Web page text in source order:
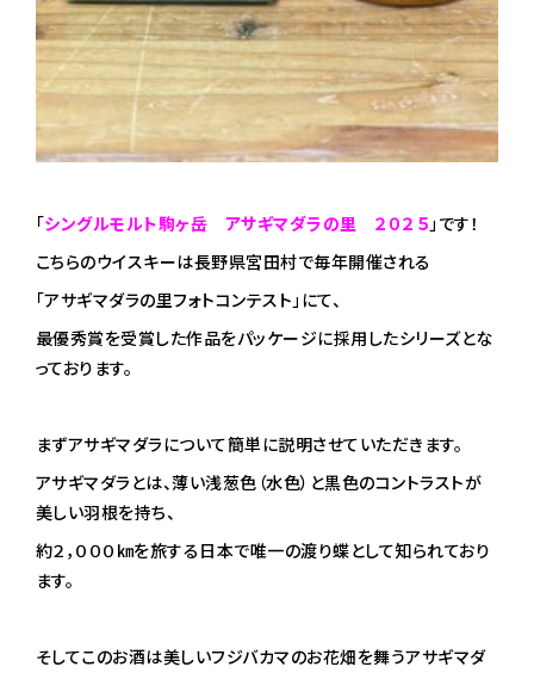
「シングルモルト駒ヶ岳 アサギマダラの里 ２０２５」です！
こちらのウイスキーは長野県宮田村で毎年開催される
「アサギマダラの里フォトコンテスト」にて、
最優秀賞を受賞した作品をパッケージに採用したシリーズとな
っております。
まずアサギマダラについて簡単に説明させていただきます。
アサギマダラとは、薄い浅葱色（水色）と黒色のコントラストが
美しい羽根を持ち、
約２，０００㎞を旅する日本で唯一の渡り蝶として知られており
ます。
そしてこのお酒は美しいフジバカマのお花畑を舞うアサギマダ